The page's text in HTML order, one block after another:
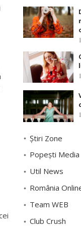
Știri Zone
Popești Media
Util News
România
Team WEB
Club Crush